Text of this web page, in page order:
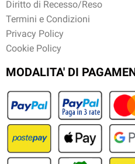
Diritto di Recesso/Reso
Termini e Condizioni
Privacy Policy
Cookie Policy
MODALITA' DI